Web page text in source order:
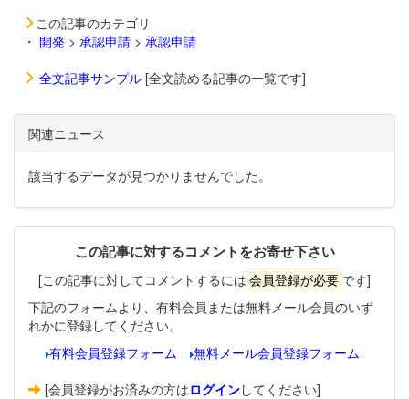
この記事のカテゴリ
・ 開発 > 承認申請 > 承認申請
全文記事サンプル [全文読める記事の一覧です]
関連ニュース
該当するデータが見つかりませんでした。
この記事に対するコメントをお寄せ下さい
[この記事に対してコメントするには 会員登録が必要 です]
下記のフォームより、有料会員または無料メール会員のいず
れかに登録してください。
有料会員登録フォーム
無料メール会員登録フォーム
[会員登録がお済みの方はログインしてください]